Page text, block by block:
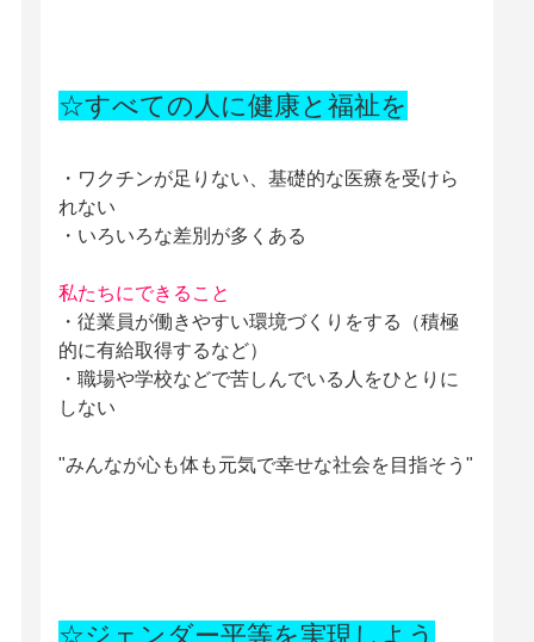
☆すべての人に健康と福祉を
・ワクチンが足りない、基礎的な医療を受けら
れない
・いろいろな差別が多くある
私たちにできること
・従業員が働きやすい環境づくりをする（積極
的に有給取得するなど）
・職場や学校などで苦しんでいる人をひとりに
しない
"みんなが心も体も元気で幸せな社会を目指そう"
☆ジェンダー平等を実現しよう